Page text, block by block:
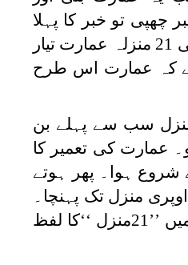
چھپی تو خبر کا پہلا
لفظ یہ تھا:’’شہر کی 21 منزلہ عمارت تیار
کہ عمارت اس طرح
منزل سب سے پہلے بن
عمارت کی تعمیر کا
شروع ہوا۔ پھر ہوتے
منزل تک پہنچا۔
مگر خبر کی ترتیب میں ’’21منزل ‘‘کا لفظ